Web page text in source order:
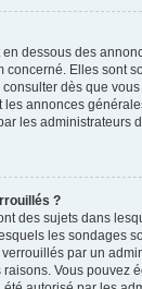
dessous des
concerné. Elles sont
dès que
les annonces
les administrateurs
?
des sujets dans
les sondages
par un
Vous pouvez